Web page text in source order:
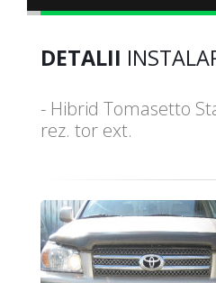
DETALII
- Hibrid Tomasetto
rez. tor ext.